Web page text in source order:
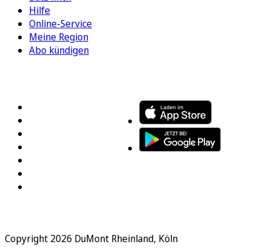
Hilfe
Online-Service
Meine Region
Abo kündigen
Copyright 2026 DuMont Rheinland, Köln